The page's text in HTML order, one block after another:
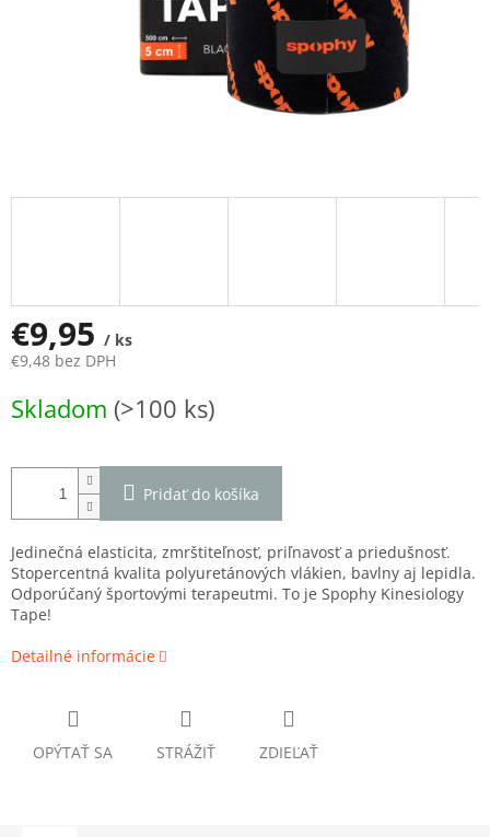
€9,95 / ks
€9,48 bez DPH
cena:
Skladom (>100 ks)
Pridať do košíka
Jedinečná elasticita, zmrštiteľnosť, priľnavosť a priedušnosť.
Stopercentná kvalita polyuretánových vlákien, bavlny aj lepidla.
Odporúčaný športovými terapeutmi. To je Spophy Kinesiology
Tape!
Detailné informácie
OPÝTAŤ SA STRÁŽIŤ ZDIEĽAŤ